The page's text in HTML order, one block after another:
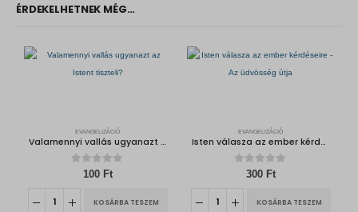
ÉRDEKELHETNEK MÉG…
EVANGELIZÁCIÓ
Valamennyi vallás ugyanazt az Istent tiszteli?
out of 5
100 Ft
KOSÁRBA TESZEM
EVANGELIZÁCIÓ
Isten válasza az ember kérdéseire – Az üdvösség útja
out of 5
300 Ft
KOSÁRBA TESZEM